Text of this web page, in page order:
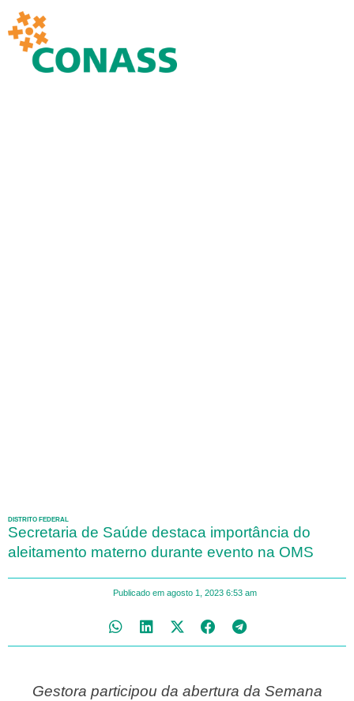
DISTRITO FEDERAL
Secretaria de Saúde destaca importância do
aleitamento materno durante evento na OMS
Publicado em agosto 1, 2023 6:53 am
Gestora participou da abertura da Semana